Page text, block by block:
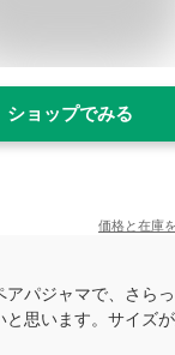
ショップでみる
価格と在庫を
アパジャマで、さら
と思います。サイズ